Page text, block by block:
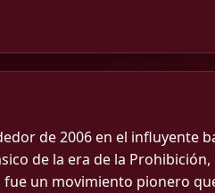
de 2006 en el influyente
de la era de la Prohibición,
un movimiento pionero